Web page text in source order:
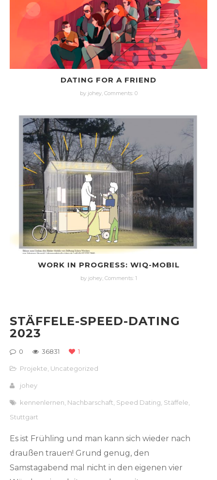
DATING FOR A FRIEND
by johey, Comments: 0
WORK IN PROGRESS: WIQ-MOBIL
by johey, Comments: 1
STÄFFELE-SPEED-DATING
2023
0 36831 1
Projekte Uncategorized
johey
kennenlernen Nachbarschaft Speed Dating Stäffele
Stuttgart
Es ist Frühling und man kann sich wieder nach
draußen trauen! Grund genug, den
Samstagabend mal nicht in den eigenen vier